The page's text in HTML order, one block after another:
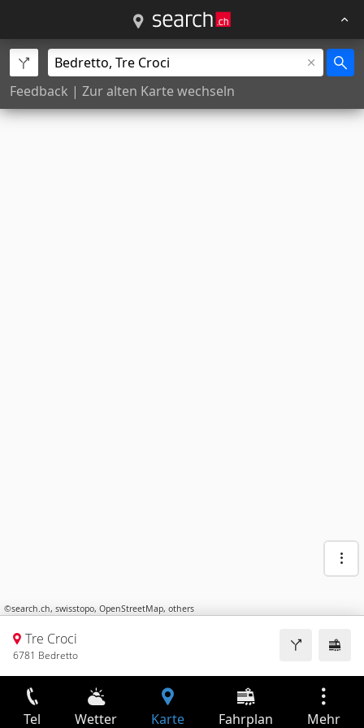
Feedback | Zur alten Karte wechseln
©search.ch, swisstopo, OpenStreetMap, others
Tre Croci
6781 Bedretto
Tel Wetter Karte Fahrplan Mehr